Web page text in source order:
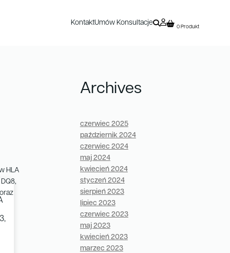
KontaktUmów Konsultacje
0 Produkt
Archives
czerwiec 2025
październik 2024
czerwiec 2024
maj 2024
kwiecień 2024
styczeń 2024
sierpień 2023
lipiec 2023
czerwiec 2023
maj 2023
kwiecień 2023
marzec 2023